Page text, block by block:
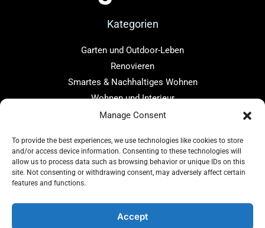
Manage Consent
To provide the best experiences, we use technologies like cookies to store
and/or access device information. Consenting to these technologies will
allow us to process data such as browsing behavior or unique IDs on this
site. Not consenting or withdrawing consent, may adversely affect certain
features and functions.
Accept
Kategorien
Garten und Outdoor-Leben
Renovieren
Smartes & Nachhaltiges Wohnen
Wohnen und Interieur
Links
Home
Über uns
Blog